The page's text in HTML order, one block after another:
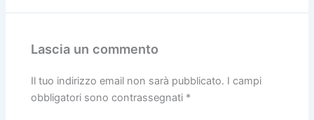
Lascia un commento
Il tuo indirizzo email non sarà pubblicato. I campi
obbligatori sono contrassegnati *